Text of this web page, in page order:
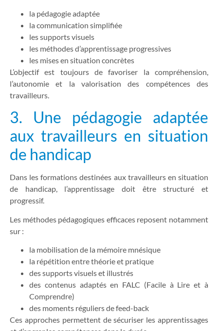
la pédagogie adaptée
la communication simplifiée
les supports visuels
les méthodes d’apprentissage progressives
les mises en situation concrètes
L’objectif est toujours de favoriser la compréhension,
l’autonomie et la valorisation des compétences des
travailleurs.
3. Une pédagogie adaptée
aux travailleurs en situation
de handicap
Dans les formations destinées aux travailleurs en situation
de handicap, l’apprentissage doit être structuré et
progressif.
Les méthodes pédagogiques efficaces reposent notamment
sur :
la mobilisation de la mémoire mnésique
la répétition entre théorie et pratique
des supports visuels et illustrés
des contenus adaptés en FALC (Facile à Lire et à
Comprendre)
des moments réguliers de feed-back
Ces approches permettent de sécuriser les apprentissages